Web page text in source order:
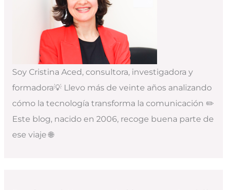
Soy Cristina Aced, consultora, investigadora y
formadora💡 Llevo más de veinte años analizando
cómo la tecnología transforma la comunicación ✏️
Este blog, nacido en 2006, recoge buena parte de
ese viaje 🌐